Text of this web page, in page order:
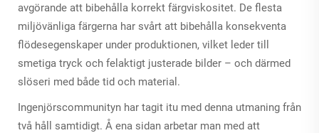
avgörande att bibehålla korrekt färgviskositet. De flesta
miljövänliga färgerna har svårt att bibehålla konsekventa
flödesegenskaper under produktionen, vilket leder till
smetiga tryck och felaktigt justerade bilder – och därmed
slöseri med både tid och material.
Ingenjörscommunityn har tagit itu med denna utmaning från
två håll samtidigt. Å ena sidan arbetar man med att